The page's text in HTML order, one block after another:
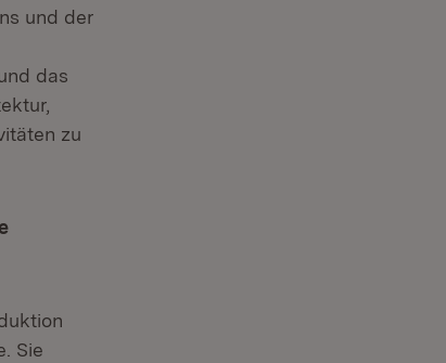
und der
das
zu
Sie